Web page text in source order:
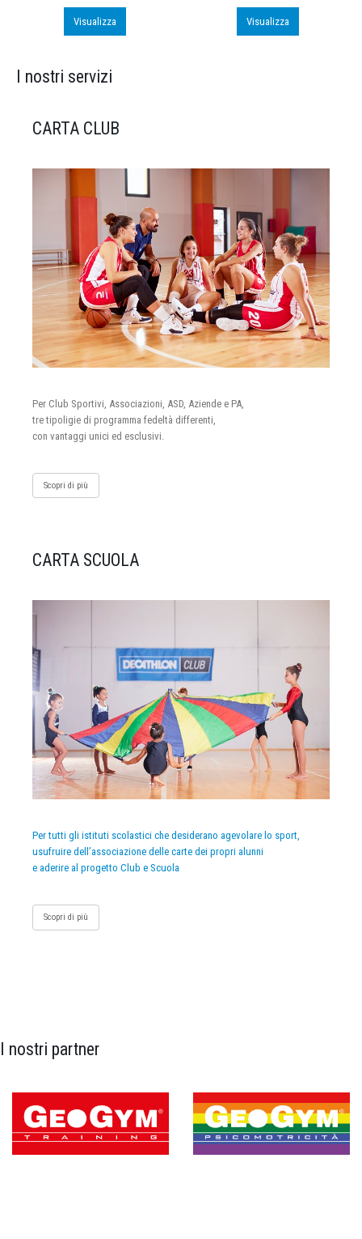
Visualizza Visualizza
I nostri servizi
CARTA CLUB
Per Club Sportivi, Associazioni, ASD, Aziende e PA,
tre tipoligie di programma fedeltà differenti,
con vantaggi unici ed esclusivi.
Scopri di più
CARTA SCUOLA
Per tutti gli istituti scolastici che desiderano agevolare lo sport,
usufruire dell’associazione delle carte dei propri alunni
e aderire al progetto Club e Scuola
Scopri di più
I nostri partner